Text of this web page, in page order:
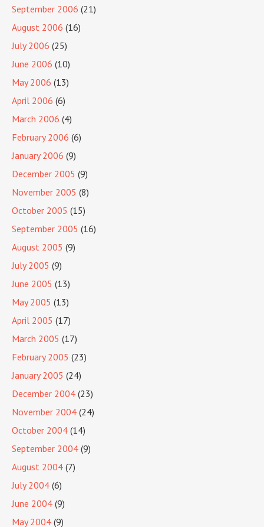
September 2006 (21)
August 2006 (16)
July 2006 (25)
June 2006 (10)
May 2006 (13)
April 2006 (6)
March 2006 (4)
February 2006 (6)
January 2006 (9)
December 2005 (9)
November 2005 (8)
October 2005 (15)
September 2005 (16)
August 2005 (9)
July 2005 (9)
June 2005 (13)
May 2005 (13)
April 2005 (17)
March 2005 (17)
February 2005 (23)
January 2005 (24)
December 2004 (23)
November 2004 (24)
October 2004 (14)
September 2004 (9)
August 2004 (7)
July 2004 (6)
June 2004 (9)
May 2004 (9)